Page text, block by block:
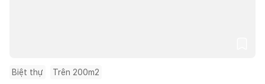
Biệt thự Trên 200m2